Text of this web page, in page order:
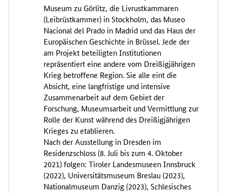
Museum zu Görlitz, die Livrustkammaren
(Leibrüstkammer) in Stockholm, das Museo
Nacional del Prado in Madrid und das Haus der
Europäischen Geschichte in Brüssel. Jede der
am Projekt beteiligten Institutionen
repräsentiert eine andere vom Dreißigjährigen
Krieg betroffene Region. Sie alle eint die
Absicht, eine langfristige und intensive
Zusammenarbeit auf dem Gebiet der
Forschung, Museumsarbeit und Vermittlung zur
Rolle der Kunst während des Dreißigjährigen
Krieges zu etablieren.
Nach der Ausstellung in Dresden im
Residenzschloss (8. Juli bis zum 4. Oktober
2021) folgen: Tiroler Landesmuseen Innsbruck
(2022), Universitätsmuseum Breslau (2023),
Nationalmuseum Danzig (2023), Schlesisches